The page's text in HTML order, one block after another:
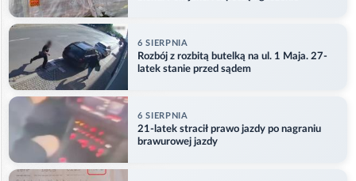
6 SIERPNIA
Rozbój z rozbitą butelką na ul. 1 Maja. 27-
latek stanie przed sądem
6 SIERPNIA
21-latek stracił prawo jazdy po nagraniu
brawurowej jazdy